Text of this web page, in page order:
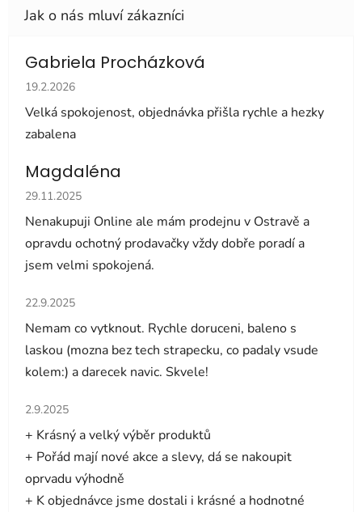
Gabriela Procházková
Hodnocení obchodu je 5 z 5 hvězdiček.
19.2.2026
Velká spokojenost, objednávka přišla rychle a hezky
zabalena
Magdaléna
Hodnocení obchodu je 5 z 5 hvězdiček.
29.11.2025
Nenakupuji Online ale mám prodejnu v Ostravě a
opravdu ochotný prodavačky vždy dobře poradí a
jsem velmi spokojená.
Hodnocení obchodu je 5 z 5 hvězdiček.
22.9.2025
Nemam co vytknout. Rychle doruceni, baleno s
laskou (mozna bez tech strapecku, co padaly vsude
kolem:) a darecek navic. Skvele!
Hodnocení obchodu je 5 z 5 hvězdiček.
2.9.2025
+ Krásný a velký výběr produktů
+ Pořád mají nové akce a slevy, dá se nakoupit
oprvadu výhodně
+ K objednávce jsme dostali i krásné a hodnotné